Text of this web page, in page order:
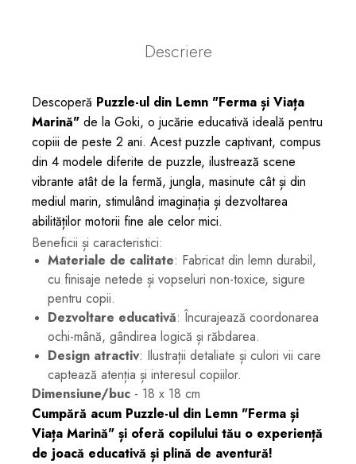
Descriere
Descoperă Puzzle-ul din Lemn "Ferma și Viața
Marină" de la Goki, o jucărie educativă ideală pentru
copiii de peste 2 ani. Acest puzzle captivant, compus
din 4 modele diferite de puzzle, ilustrează scene
vibrante atât de la fermă, jungla, masinute cât și din
mediul marin, stimulând imaginația și dezvoltarea
abilităților motorii fine ale celor mici.
Beneficii și caracteristici:
Materiale de calitate: Fabricat din lemn durabil,
cu finisaje netede și vopseluri non-toxice, sigure
pentru copii.
Dezvoltare educativă: Încurajează coordonarea
ochi-mână, gândirea logică și răbdarea.
Design atractiv: Ilustrații detaliate și culori vii care
captează atenția și interesul copiilor.
Dimensiune/buc - 18 x 18 cm
Cumpără acum Puzzle-ul din Lemn "Ferma și
Viața Marină" și oferă copilului tău o experiență
de joacă educativă și plină de aventură!